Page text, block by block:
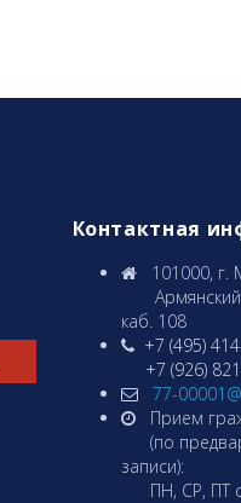
Контактная
101000, г.
Армянcкий
каб. 108
+7 (495)
+7 (926)
77-
Прием
(по
записи):
ПН, СР, ПТ с